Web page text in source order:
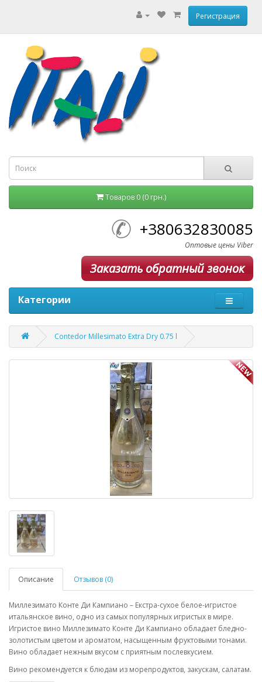
Регистрация
Товаров 0 (0 грн.)
+380632830085
Оптовые цены Viber
Заказать обратный звонок
Категории
Contedor Millesimato Extra Dry 0.75 l
Описание Отзывов (0)
Миллезимато Конте Ди Кампиано – Екстра-сухое белое-игристое
итальянское вино, одно из самых популярных игристых в мире.
Игристое вино Миллезимато Конте Ди Кампиано обладает бледно-
золотистым цветом и ароматом, насыщенным фруктовыми тонами.
Вино обладает нежным вкусом с приятным послевкусием.
Вино рекомендуется к блюдам из морепродуктов, закускам, салатам.